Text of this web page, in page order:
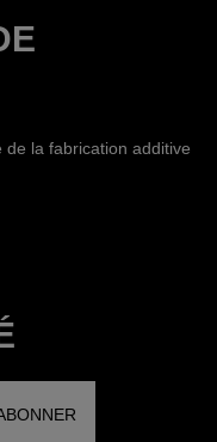
de la fabrication additive